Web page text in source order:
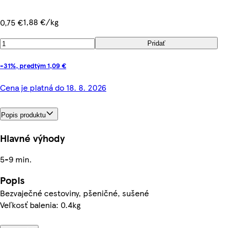
0,75 €1,88 €/kg
Pridať
-31%, predtým 1,09 €
Cena je platná do 18. 8. 2026
Popis produktu
Hlavné výhody
5-9 min.
Popis
Bezvaječné cestoviny, pšeničné, sušené
Veľkosť balenia: 0.4kg